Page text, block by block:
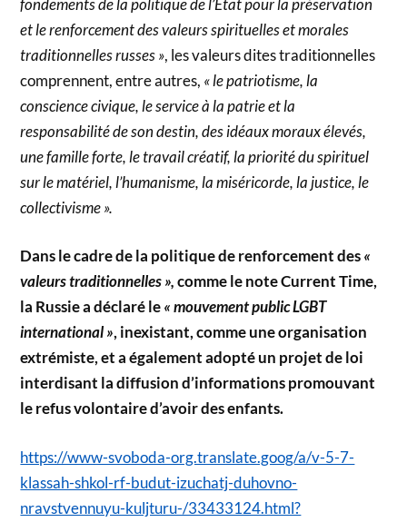
et le renforcement des valeurs spirituelles et morales
traditionnelles russes », les valeurs dites traditionnelles
comprennent, entre autres, « le patriotisme, la
conscience civique, le service à la patrie et la
responsabilité de son destin, des idéaux moraux élevés,
une famille forte, le travail créatif, la priorité du spirituel
sur le matériel, l’humanisme, la miséricorde, la justice, le
collectivisme ».
Dans le cadre de la politique de renforcement des«
valeurs traditionnelles »,comme le note Current Time,
la Russie a déclaré le« mouvement public LGBT
international », inexistant, comme une organisation
extrémiste, et a également adopté un projet de loi
interdisant la diffusion d’informations promouvant
le refus volontaire d’avoir des enfants.
https://www-svoboda-org.translate.goog/a/v-5-7-
klassah-shkol-rf-budut-izuchatj-duhovno-
nravstvennuyu-kuljturu-/33433124.html?